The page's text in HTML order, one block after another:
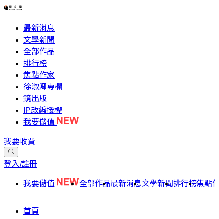
最新消息
文學新聞
全部作品
排行榜
焦點作家
徐淑卿專欄
鏡出版
IP改編授權
我要儲值
我要收費
登入/註冊
我要儲值 全部作品最新消息文學新聞排行榜焦點
首頁